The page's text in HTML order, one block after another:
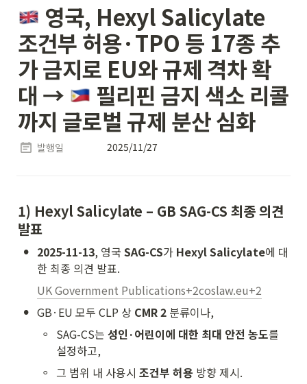
영국, Hexyl Salicylate
조건부 허용·TPO 등 17종 추
가 금지로 EU와 규제 격차 확
대 →
필리핀 금지 색소 리콜
까지 글로벌 규제 분산 심화
발행일 2025/11/27
1) Hexyl Salicylate – GB SAG-CS 최종 의견
발표
• 2025-11-13, 영국 SAG-CS가 Hexyl Salicylate에 대
한 최종 의견 발표.
UK Government Publications+2coslaw.eu+2
• GB·EU 모두 CLP 상 CMR 2 분류이나,
◦ SAG-CS는 성인·어린이에 대한 최대 안전 농도를
설정하고,
◦ 그 범위 내 사용시 조건부 허용 방향 제시.